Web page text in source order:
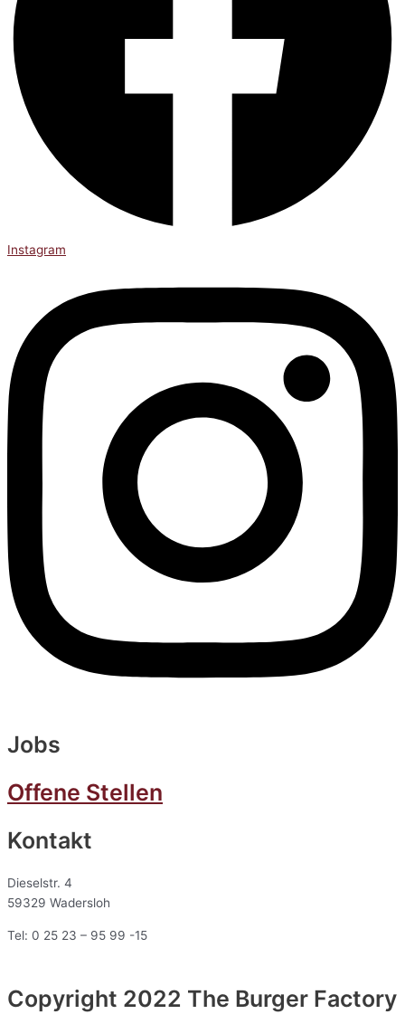
Instagram
Jobs
Offene Stellen
Kontakt
Dieselstr. 4
59329 Wadersloh
Tel: 0 25 23 – 95 99 -15
Copyright 2022 The Burger Factory